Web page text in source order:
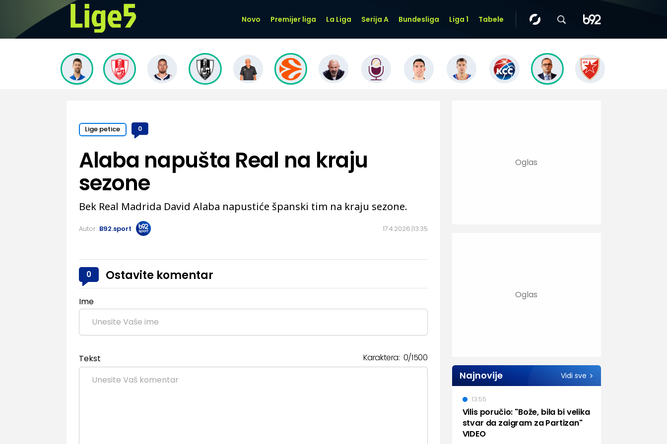
Novo Premijer liga La Liga Serija A Bundesliga Liga 1 Tabele
Lige petice 0
17.4.2026. 13:35
Alaba napušta Real na kraju
sezone
Bek Real Madrida David Alaba napustiće španski tim na kraju sezone.
Autor: B92.sport
0 Ostavite komentar
Ime
Tekst Karaktera: 0/1500
Najnovije Vidi sve
Vilis poručio: "Bože, bila bi velika
stvar da zaigram za Partizan"
VIDEO
13:55